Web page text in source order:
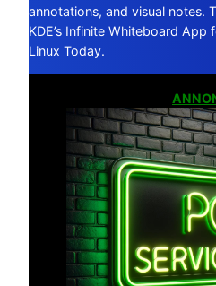
annotations, and visual notes.
KDE’s Infinite Whiteboard
Linux Today.